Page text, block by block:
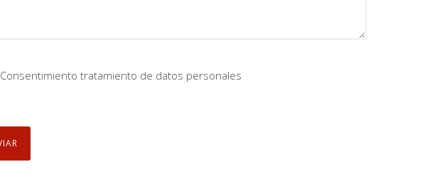
Consentimiento tratamiento de datos personales